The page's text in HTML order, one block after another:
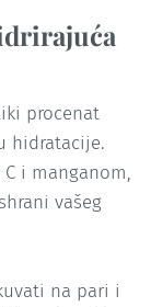
procenat
hidratacije.
i manganom,
vašeg
na pari i